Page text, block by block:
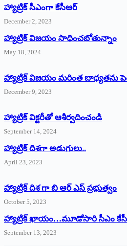
హ్యాట్రిక్‌ ‌సీఎంగా కేసీఆర్‌
December 2, 2023
హ్యాట్రిక్‌ విజయం సాధించబోతున్నాం
May 18, 2024
హ్యాట్రిక్ విజయం మరింత బాధ్యతను
December 9, 2023
హ్యాట్రిక్‌ ‌విక్టరీతో ఆశీర్వదించండి
September 14, 2024
‌హ్యాట్రిక్‌ ‌దిశగా అడుగులు..
April 23, 2023
హ్యాట్రిక్ దిశ గా బి ఆర్ ఎస్ ప్రభుత్వం
October 5, 2023
హ్యాట్రిక్‌ ‌ఖాయం…మూడోసారి సీఎం
September 13, 2023